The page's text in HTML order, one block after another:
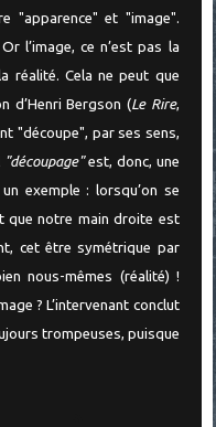
"apparence" et "image".
Or l’image, ce n’est pas la
réalité. Cela ne peut que
d’Henri Bergson (Le Rire,
"découpe", par ses sens,
"découpage"est, donc, une
exemple : lorsqu’on se
que notre main droite est
cet être symétrique par
nous-mêmes (réalité) !
? L’intervenant conclut
trompeuses, puisque